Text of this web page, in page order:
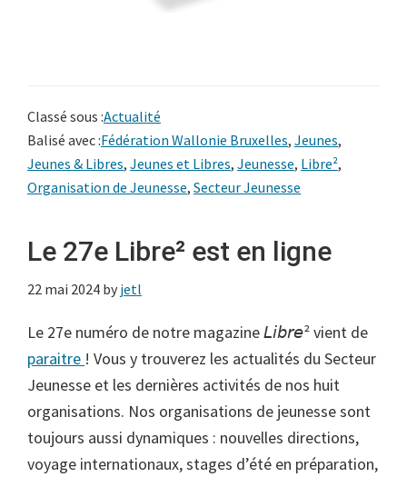
Classé sous :Actualité
Balisé avec :Fédération Wallonie Bruxelles, Jeunes,
Jeunes & Libres, Jeunes et Libres, Jeunesse, Libre²,
Organisation de Jeunesse, Secteur Jeunesse
Le 27e Libre² est en ligne
22 mai 2024 by jetl
Le 27e numéro de notre magazine 𝘓𝘪𝘣𝘳𝘦² vient de
paraitre ! Vous y trouverez les actualités du Secteur
Jeunesse et les dernières activités de nos huit
organisations. Nos organisations de jeunesse sont
toujours aussi dynamiques : nouvelles directions,
voyage internationaux, stages d’été en préparation,